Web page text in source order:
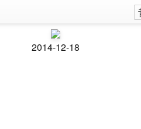
2014-12-18